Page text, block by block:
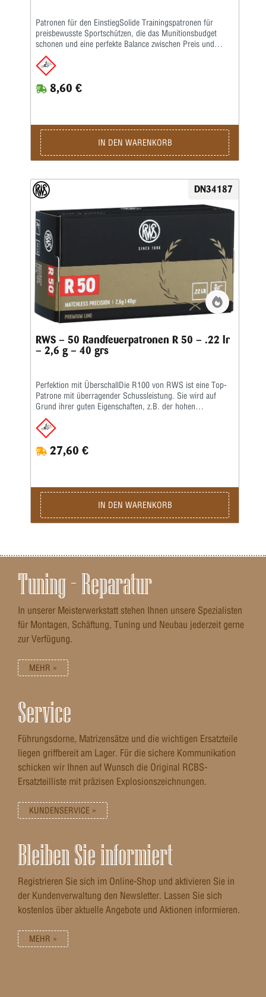
Patronen für den EinstiegSolide Trainingspatronen für
preisbewusste Sportschützen, die das Munitionsbudget
schonen und eine perfekte Balance zwischen Preis und
Leistung bieten – speziell bei intensiven Schießeinheiten mit
hohen Schussfolgen.Die Merkmale auf einen Blick:
Konkurrenzlose Qualität als Universalpatrone •
Regelmäßige, gute Schussleistung • Ausgeglichene
Geschwindigkeit • Bewährte Gewehrpatrone für das Training
• Grains: 40 • Geschoss-Art: BR • Bleifrei: Nein •
Waffentyp: Gewehr • BC-Wert: 0,132 • Anwendungsgebiete:
Training / Wettkampf • Geeignet für: Kleinkaliber 100 m
stehend / Kleinkaliber 50 m Dreistellung / Biathlon 50 m /
8,60 €
IN DEN WARENKORB
DN34187
RWS – 50 Randfeuerpatronen R 50 – .22 lr
– 2,6 g – 40 grs
Perfektion mit ÜberschallDie R100 von RWS ist eine Top-
Patrone mit überragender Schussleistung. Sie wird auf
Grund ihrer guten Eigenschaften, z.B. der hohen
Geschwindigkeit im Überschallbereich, von international
erfolgreichen Sportschützen bevorzugt. Egal ob auf 50 m
oder 100 m die R100 ist für beides bestens geeignet. Sie
bietet eine hohe Präzision beim Schießen mit dem Gewehr
oder Pistole. Die R100 gehört zu den Randfeuerpatronen,
Matchless Precision • Geschoss-Art: BR • Waffentyp:
Gewehr / Pistole • Bleifrei: Nein • BC-Wert: 0,136 •
Anwendungsgebiete: Training, Wettkampf • Geeignet für:
Kleinkaliber 100 m liegend, Kleinkaliber 100 m stehend,
27,60 €
IN DEN WARENKORB
Tuning – Reparatur
In unserer Meisterwerkstatt stehen Ihnen unsere Spezialisten
für Montagen, Schäftung, Tuning und Neubau jederzeit gerne
zur Verfügung.
MEHR »
Service
Führungsdorne, Matrizensätze und die wichtigen Ersatzteile
liegen griffbereit am Lager. Für die sichere Kommunikation
schicken wir Ihnen auf Wunsch die Original RCBS-
Ersatzteilliste mit präzisen Explosionszeichnungen.
KUNDENSERVICE »
Bleiben Sie informiert
Registrieren Sie sich im Online-Shop und aktivieren Sie in
der Kundenverwaltung den Newsletter. Lassen Sie sich
kostenlos über aktuelle Angebote und Aktionen informieren.
MEHR »